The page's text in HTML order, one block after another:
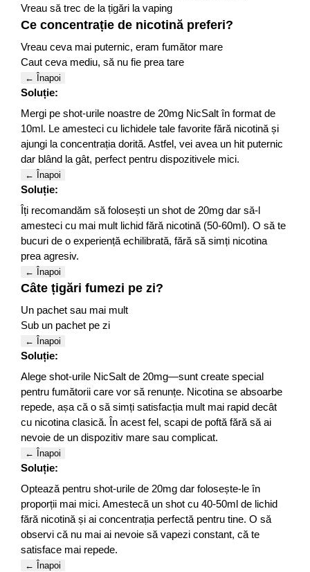
Vreau să trec de la țigări la vaping
Ce concentrație de nicotină preferi?
Vreau ceva mai puternic, eram fumător mare
Caut ceva mediu, să nu fie prea tare
← Înapoi
Soluție:
Mergi pe shot-urile noastre de 20mg NicSalt în format de
10ml. Le amesteci cu lichidele tale favorite fără nicotină și
ajungi la concentrația dorită. Astfel, vei avea un hit puternic
dar blând la gât, perfect pentru dispozitivele mici.
← Înapoi
Soluție:
Îți recomandăm să folosești un shot de 20mg dar să-l
amesteci cu mai mult lichid fără nicotină (50-60ml). O să te
bucuri de o experiență echilibrată, fără să simți nicotina
prea agresiv.
← Înapoi
Câte țigări fumezi pe zi?
Un pachet sau mai mult
Sub un pachet pe zi
← Înapoi
Soluție:
Alege shot-urile NicSalt de 20mg—sunt create special
pentru fumătorii care vor să renunțe. Nicotina se absoarbe
repede, așa că o să simți satisfacția mult mai rapid decât
cu nicotina clasică. În acest fel, scapi de poftă fără să ai
nevoie de un dispozitiv mare sau complicat.
← Înapoi
Soluție:
Optează pentru shot-urile de 20mg dar folosește-le în
proporții mai mici. Amestecă un shot cu 40-50ml de lichid
fără nicotină și ai concentrația perfectă pentru tine. O să
observi că nu mai ai nevoie să vapezi constant, că te
satisface mai repede.
← Înapoi